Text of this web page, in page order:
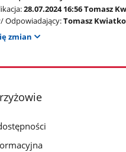
28.07.2024 16:56 Tomasz
Odpowiadający:Tomasz
zmian